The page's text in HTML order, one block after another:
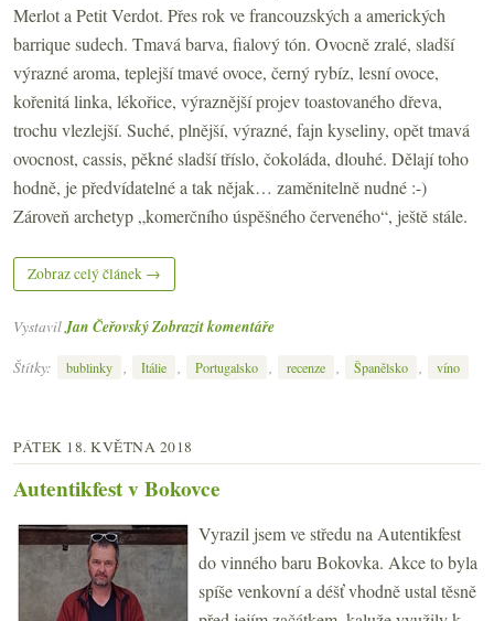
Merlot a Petit Verdot. Přes rok ve francouzských a amerických
barrique sudech. Tmavá barva, fialový tón. Ovocně zralé, sladší
výrazné aroma, teplejší tmavé ovoce, černý rybíz, lesní ovoce,
kořenitá linka, lékořice, výraznější projev toastovaného dřeva,
trochu vlezlejší. Suché, plnější, výrazné, fajn kyseliny, opět tmavá
ovocnost, cassis, pěkné sladší tříslo, čokoláda, dlouhé. Dělají toho
hodně, je předvídatelné a tak nějak… zaměnitelně nudné :-)
Zároveň archetyp „komerčního úspěšného červeného“, ještě stále.
Zobraz celý článek →
VystavilJan ČeřovskýZobrazit komentáře
Štítky:
bublinky , Itálie , Portugalsko , recenze , Španělsko , víno
PÁTEK 18. KVĚTNA 2018
Autentikfest v Bokovce
Vyrazil jsem ve středu na Autentikfest
do vinného baru Bokovka. Akce to byla
spíše venkovní a déšť vhodně ustal těsně